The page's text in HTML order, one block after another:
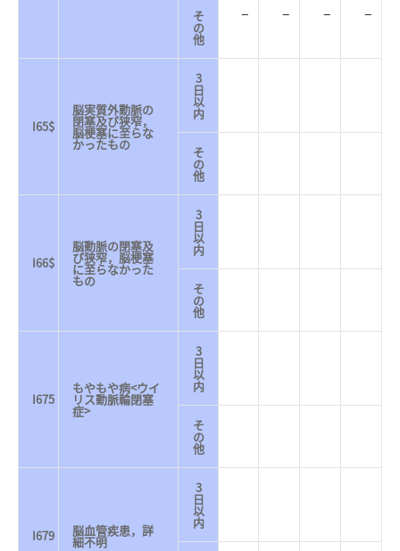
そ
の
他
– – – –
I65$
脳実質外動脈の
閉塞及び狭窄，
脳梗塞に至らな
かったもの
3
日
以
内
そ
の
他
I66$
脳動脈の閉塞及
び狭窄，脳梗塞
に至らなかった
もの
3
日
以
内
そ
の
他
I675
もやもや病<ウイ
リス動脈輪閉塞
症>
3
日
以
内
そ
の
他
I679 脳血管疾患，詳
細不明
3
日
以
内